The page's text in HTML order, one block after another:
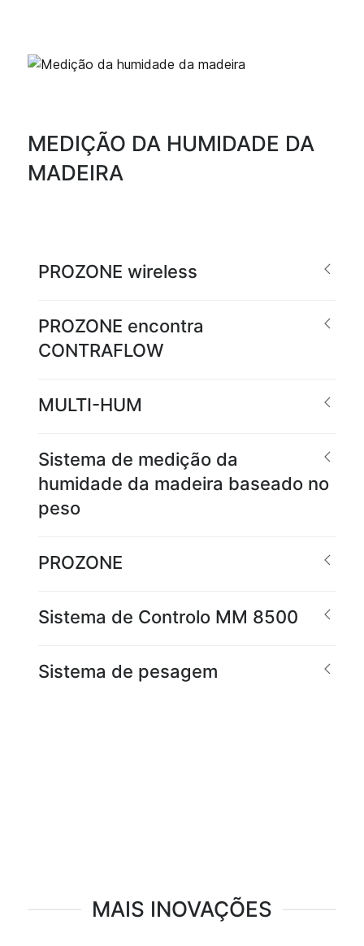
MEDIÇÃO DA HUMIDADE DA
MADEIRA
PROZONE wireless
PROZONE encontra
CONTRAFLOW
MULTI-HUM
Sistema de medição da
humidade da madeira baseado no
peso
PROZONE
Sistema de Controlo MM 8500
Sistema de pesagem
MAIS INOVAÇÕES